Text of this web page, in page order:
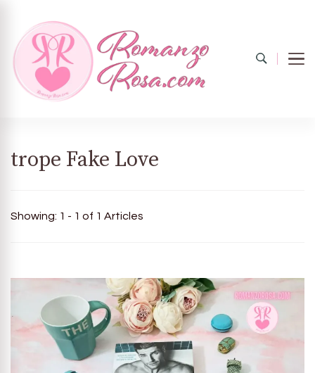
Romanzo
rosa.com
trope Fake Love
Showing: 1 - 1 of 1 Articles